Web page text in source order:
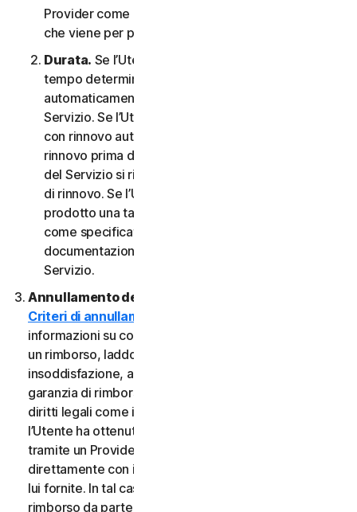
Provider come applicabile, qualunque sia la data
che viene per prima.
Durata. Se l’Utente dispone di un abbonamento a
tempo determinato, il Servizio terminerà
automaticamente al termine del Periodo del
Servizio. Se l’Utente dispone di un abbonamento
con rinnovo automatico, a meno che non annulli il
rinnovo prima della data di fatturazione, il Periodo
del Servizio si rinnoverà automaticamente alla data
di rinnovo. Se l’Utente dispone di un servizio o di un
prodotto una tantum, il Periodo del servizio durerà
come specificato nella Documentazione o nella
documentazione applicabile dal Provider del
Servizio.
Annullamento del Servizio.
Criteri di annullamento e di rimborso
informazioni su come annullare il contratto e ottenere
un rimborso, laddove applicabile. In caso di
insoddisfazione, alcuni Servizi possono includere una
garanzia di rimborso, indipendentemente da eventuali
diritti legali come i diritti di recesso. Tuttavia, se
l’Utente ha ottenuto il diritto di utilizzare il Servizio
tramite un Provider e desidera annullarlo, deve farlo
direttamente con il Provider, seguendo le istruzioni da
lui fornite. In tal caso, non si ha diritto a nessun
rimborso da parte nostra di eventuali commissioni